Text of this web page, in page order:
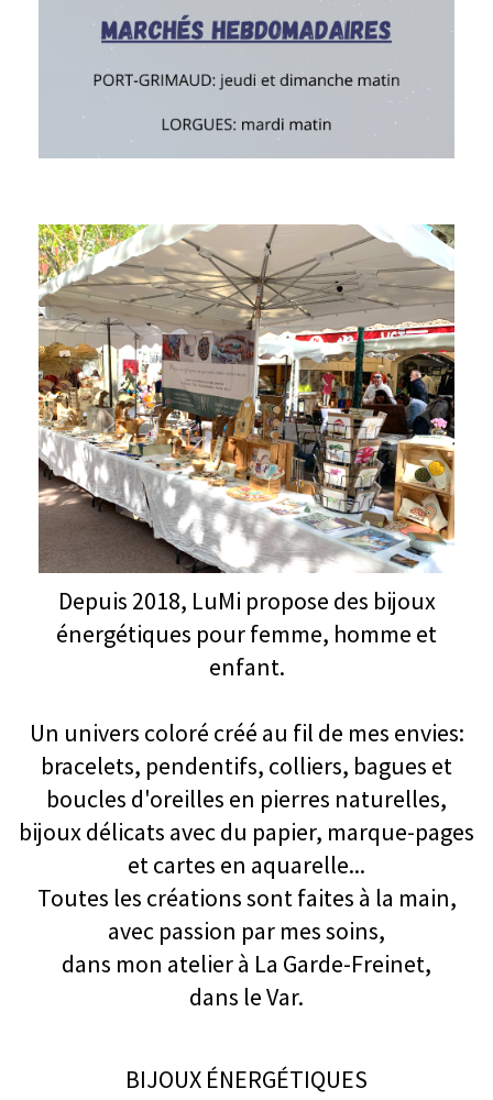
Depuis 2018, LuMi propose des bijoux
énergétiques pour femme, homme et
enfant.
Un univers coloré créé au fil de mes envies:
bracelets, pendentifs, colliers, bagues et
boucles d'oreilles en pierres naturelles,
bijoux délicats avec du papier, marque-pages
et cartes en aquarelle...
Toutes les créations sont faites à la main,
avec passion par mes soins,
dans mon atelier à La Garde-Freinet,
dans le Var.
BIJOUX ÉNERGÉTIQUES